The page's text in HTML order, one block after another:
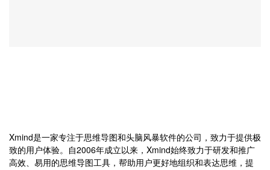
Xmind是一家专注于思维导图和头脑风暴软件的公司，致力于提供极
致的用户体验。自2006年成立以来，Xmind始终致力于研发和推广
高效、易用的思维导图工具，帮助用户更好地组织和表达思维，提